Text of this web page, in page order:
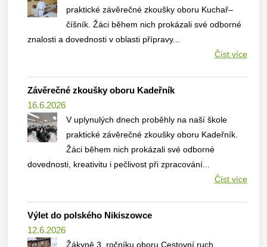
praktické závěrečné zkoušky oboru Kuchař–
číšník. Žáci během nich prokázali své odborné
znalosti a dovednosti v oblasti přípravy...
Číst více
Závěrečné zkoušky oboru Kadeřník
16.6.2026
V uplynulých dnech proběhly na naší škole
praktické závěrečné zkoušky oboru Kadeřník.
Žáci během nich prokázali své odborné
dovednosti, kreativitu i pečlivost při zpracování...
Číst více
Výlet do polského Nikiszowce
12.6.2026
Žákyně 3. ročníku oboru Cestovní ruch